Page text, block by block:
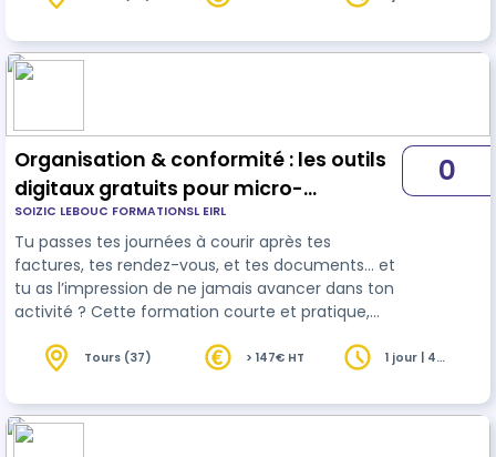
oublis - S’organiser sans complexité ni outils
payants - Anticiper sereinement l’obligation de
concret…
Organisation & conformité : les outils
digitaux gratuits pour micro-
entrepreneurs et indépendants
SOIZIC LEBOUC FORMATIONSL EIRL
Tu passes tes journées à courir après tes
factures, tes rendez-vous, et tes documents… et
tu as l’impression de ne jamais avancer dans ton
activité ? Cette formation courte et pratique,
entrepreneurs, va te permettre de : - Gagner du
oublis - S’organiser sans complexité ni outils
payants - Anticiper sereinement l’obligation de
0
Tours (37) > 147€ HT
1 jour | 4